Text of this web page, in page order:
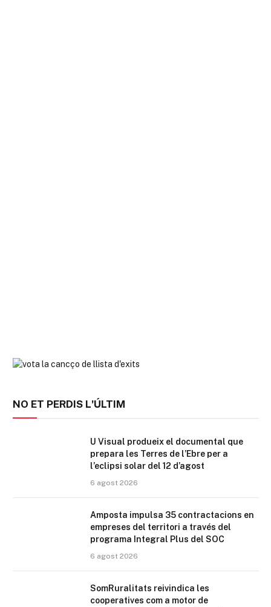
NO ET PERDIS L'ÚLTIM
U Visual produeix el documental que
prepara les Terres de l’Ebre per a
l’eclipsi solar del 12 d’agost
6 agost 2026
Amposta impulsa 35 contractacions en
empreses del territori a través del
programa Integral Plus del SOC
6 agost 2026
SomRuralitats reivindica les
cooperatives com a motor de